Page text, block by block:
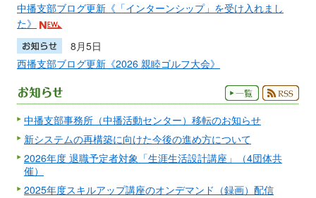
中播支部ブログ更新《「インターンシップ」を受け入れまし
た》
8月5日
西播支部ブログ更新《2026 親睦ゴルフ大会》
中播支部事務所（中播活動センター）移転のお知らせ
新システムの再構築に向けた今後の進め方について
2026年度 退職予定者対象「生涯生活設計講座」（4団体共
催）
2025年度スキルアップ講座のオンデマンド（録画）配信